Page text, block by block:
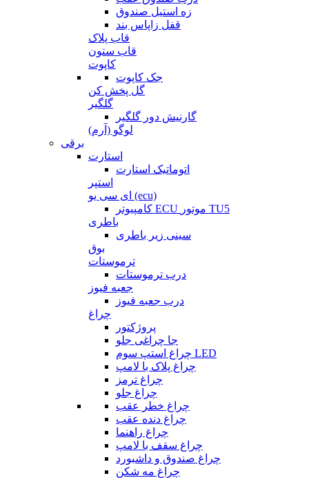
زه استیل صندوق
قفل زاپاس بند
قاب پلاک
قاب ستون
کاپوت
جک کاپوت
گل پخش کن
گلگیر
گارنیش دور گلگیر
لوگو (آرم)
برقی
استارت
اتوماتیک استارت
استپر
ای سی یو (ecu)
کامپیوتر ECU موتور TU5
باطری
سینی زیر باطری
بوق
ترموستات
درب ترموستات
جعبه فیوز
درب جعبه فیوز
چراغ
پروژکتور
جا چراغی جلو
چراغ استپ سوم LED
چراغ پلاک با لامپ
چراغ ترمز
چراغ جلو
چراغ خطر عقب
چراغ دنده عقب
چراغ راهنما
چراغ سقف با لامپ
چراغ صندوق و داشبورد
چراغ مه شکن